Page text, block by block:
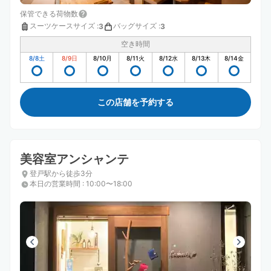
保管できる荷物数
スーツケースサイズ :3 バッグサイズ :3
空き時間
8/8土 8/9日 8/10月 8/11火 8/12水 8/13木 8/14金
この店舗を予約する
美容室アンシャンテ
登戸駅から徒歩3分
本日の営業時間 : 10:00〜18:00